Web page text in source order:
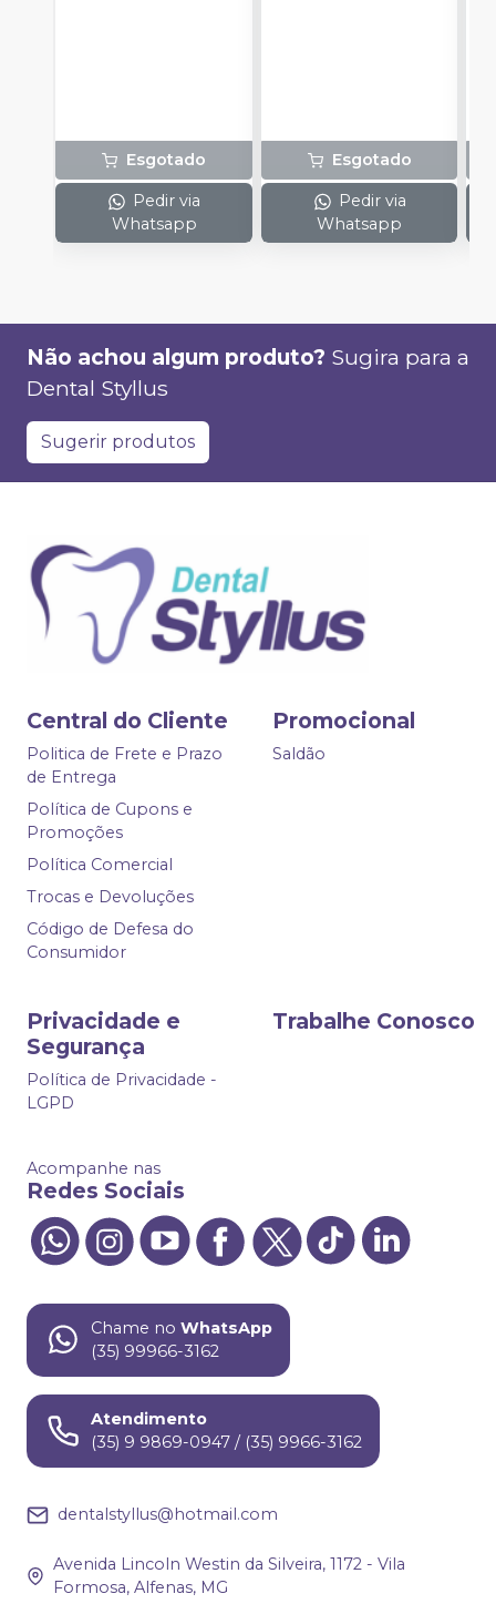
Esgotado
Pedir via
Whatsapp
Esgotado
Pedir via
Whatsapp
Não achou algum produto? Sugira para a
Dental Styllus
Sugerir produtos
Central do Cliente
Politica de Frete e Prazo
de Entrega
Política de Cupons e
Promoções
Política Comercial
Trocas e Devoluções
Código de Defesa do
Consumidor
Promocional
Saldão
Privacidade e
Segurança
Política de Privacidade -
LGPD
Trabalhe Conosco
Acompanhe nas
Redes Sociais
Chame no WhatsApp
(35) 99966-3162
Atendimento
(35) 9 9869-0947 / (35) 9966-3162
dentalstyllus@hotmail.com
Avenida Lincoln Westin da Silveira, 1172 - Vila
Formosa, Alfenas, MG